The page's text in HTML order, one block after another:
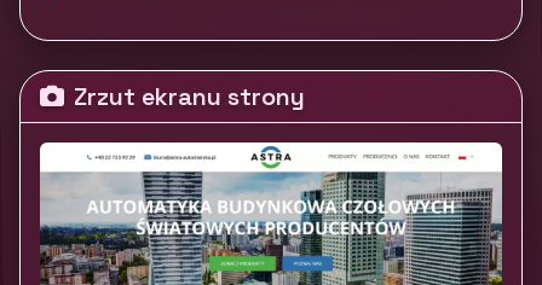
Zrzut ekranu strony